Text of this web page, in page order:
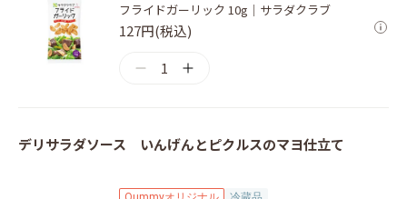
フライドガーリック 10g｜サラダクラブ
127円(税込)
1
デリサラダソース いんげんとピクルスのマヨ仕立て